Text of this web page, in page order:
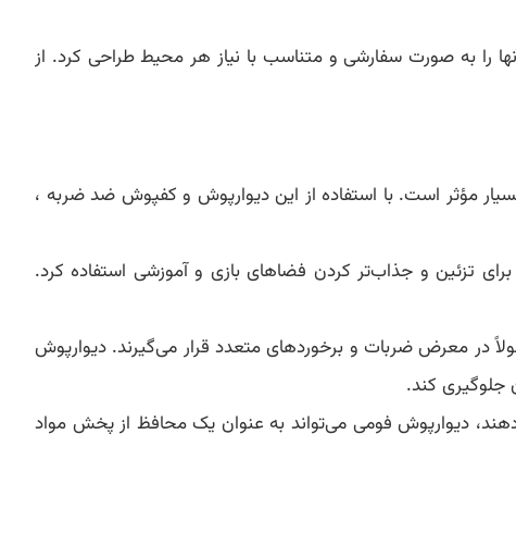
به صورت سفارشی و متناسب با نیاز هر محیط طراحی کرد. از
مؤثر است. با استفاده از این دیوارپوش‌ و کفپوش ضد ضربه ،
تزئین و جذاب‌تر کردن فضاهای بازی و آموزشی استفاده کرد.
در معرض ضربات و برخوردهای متعدد قرار می‌گیرند. دیوارپوش
جلوگیری کند.
دیوارپوش فومی می‌تواند به عنوان یک محافظ از پخش مواد